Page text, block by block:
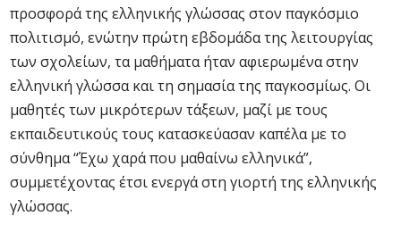
προσφορά της ελληνικής γλώσσας στον παγκόσμιο
πολιτισμό, ενώτην πρώτη εβδομάδα της λειτουργίας
των σχολείων, τα μαθήματα ήταν αφιερωμένα στην
ελληνική γλώσσα και τη σημασία της παγκοσμίως. Οι
μαθητές των μικρότερων τάξεων, μαζί με τους
εκπαιδευτικούς τους κατασκεύασαν καπέλα με το
σύνθημα “Έχω χαρά που μαθαίνω ελληνικά”,
συμμετέχοντας έτσι ενεργά στη γιορτή της ελληνικής
γλώσσας.